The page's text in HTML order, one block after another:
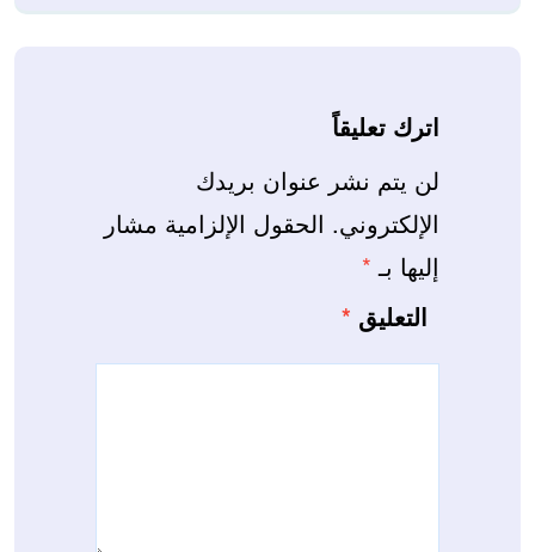
اترك تعليقاً
لن يتم نشر عنوان بريدك
الإلكتروني. الحقول الإلزامية مشار
إليها بـ *
التعليق *